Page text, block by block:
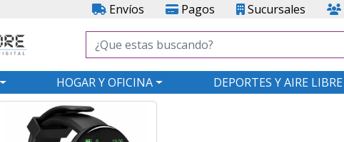
Envíos Pagos Sucursales
HOGAR Y OFICINA DEPORTES Y AIRE LIBRE